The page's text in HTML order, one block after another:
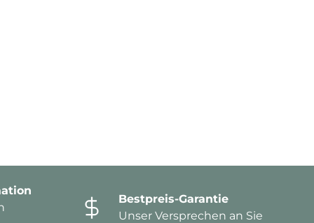
Bestpreis-Garantie
Unser Versprechen an Sie